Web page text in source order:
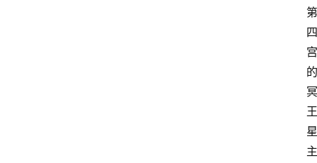
第
四
宫
的
冥
王
星
主